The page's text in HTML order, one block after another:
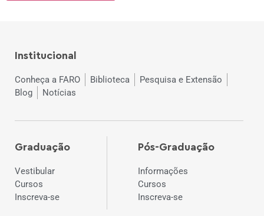
Institucional
Conheça a FARO Biblioteca
Pesquisa e Extensão
Blog
Notícias
Graduação
Vestibular
Cursos
Inscreva-se
Pós-Graduação
Informações
Cursos
Inscreva-se